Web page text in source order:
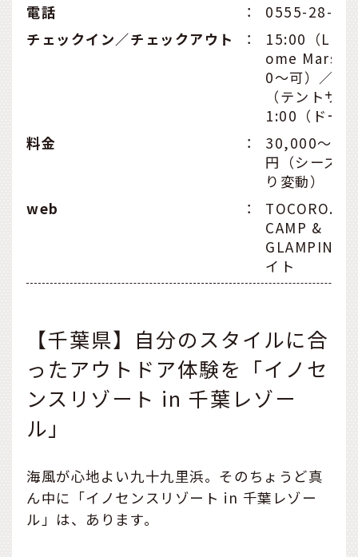
電話
：
0555-28-
チェックイン／チェックアウト
：
15:00（
ome Marsは
0〜可）／
（テントサ
1:00（ドー
料金
：
30,000～
円（シーズン
り変動）
web
：
CAMP &
GLAMPING
イト
【千葉県】自分のスタイルに合
ったアウトドア体験を「イノセ
ンスリゾート in 千葉レゾー
ル」
海風が心地よい九十九里浜。そのちょうど真
ん中に「イノセンスリゾート in 千葉レゾー
ル」は、あります。